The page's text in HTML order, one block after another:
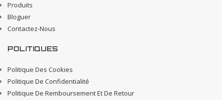
Produits
Bloguer
Contactez-Nous
POLITIQUES
Politique Des Cookies
Politique De Confidentialité
Politique De Remboursement Et De Retour